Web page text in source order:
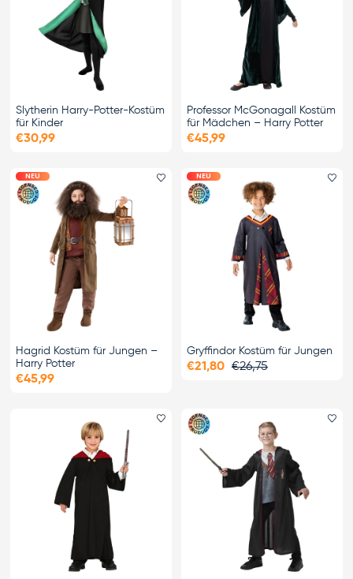
Slytherin Harry-Potter-Kostüm
für Kinder
€30,99
Professor McGonagall Kostüm
für Mädchen – Harry Potter
€45,99
NEU Favorit hinzufügen
Hagrid Kostüm für Jungen –
Harry Potter
€45,99
NEU
Gryffindor Kostüm für Jungen
€21,80 €26,75
Favorit hinzufügen